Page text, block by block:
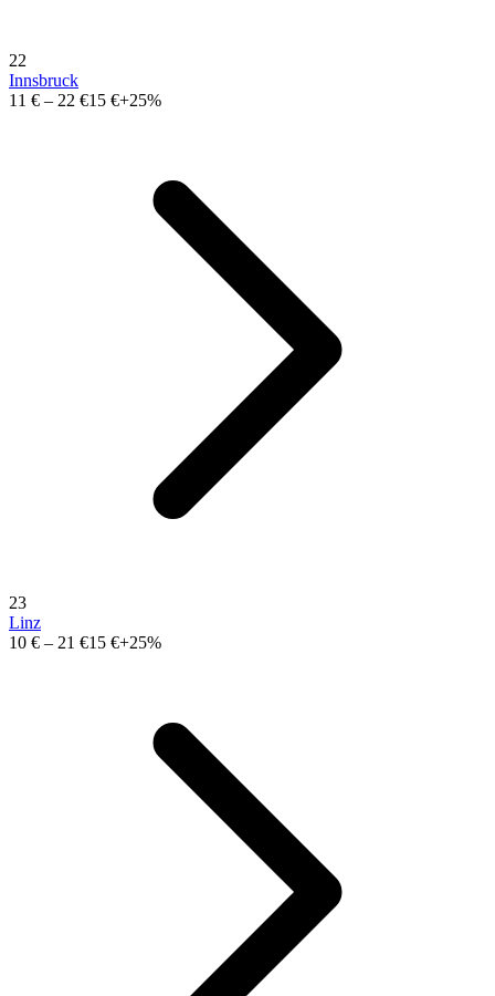
22
Innsbruck
11 € – 22 €15 €+25%
23
Linz
10 € – 21 €15 €+25%